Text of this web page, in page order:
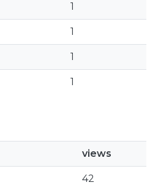
1
1
1
1
views
42